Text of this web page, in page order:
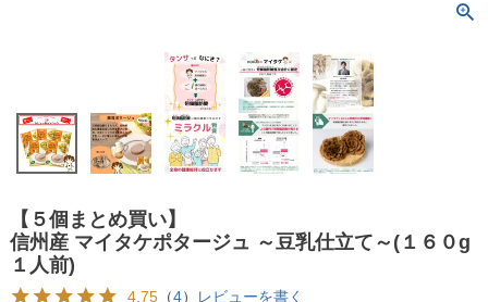
【５個まとめ買い】
信州産 マイタケポタージュ ～豆乳仕立て～(１６０g
１人前)
4.75（4） レビューを書く